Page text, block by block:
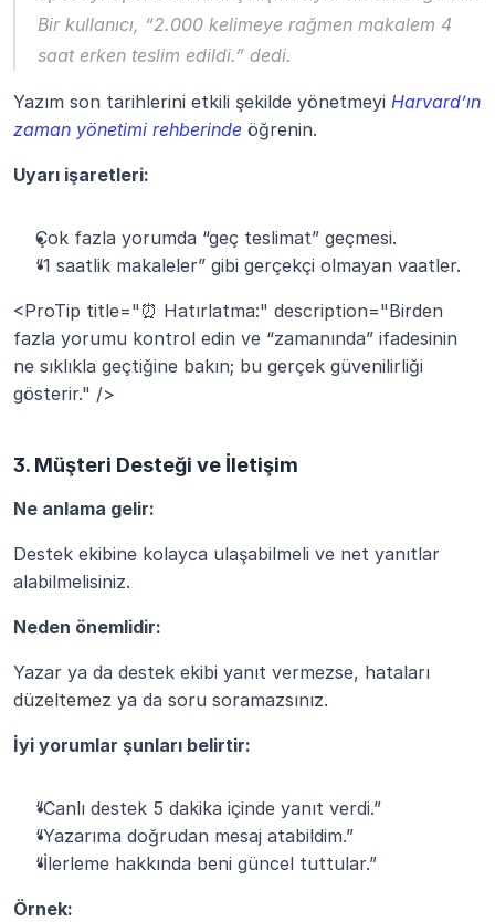
Bir kullanıcı, “2.000 kelimeye rağmen makalem 4
saat erken teslim edildi.” dedi.
Yazım son tarihlerini etkili şekilde yönetmeyi Harvard’ın
zaman yönetimi rehberinde öğrenin.
Uyarı işaretleri:
Çok fazla yorumda “geç teslimat” geçmesi.
“1 saatlik makaleler” gibi gerçekçi olmayan vaatler.
<ProTip title="⏰ Hatırlatma:" description="Birden
fazla yorumu kontrol edin ve “zamanında” ifadesinin
ne sıklıkla geçtiğine bakın; bu gerçek güvenilirliği
gösterir." />
3. Müşteri Desteği ve İletişim
Ne anlama gelir:
Destek ekibine kolayca ulaşabilmeli ve net yanıtlar
alabilmelisiniz.
Neden önemlidir:
Yazar ya da destek ekibi yanıt vermezse, hataları
düzeltemez ya da soru soramazsınız.
İyi yorumlar şunları belirtir:
“Canlı destek 5 dakika içinde yanıt verdi.”
“Yazarıma doğrudan mesaj atabildim.”
“İlerleme hakkında beni güncel tuttular.”
Örnek: